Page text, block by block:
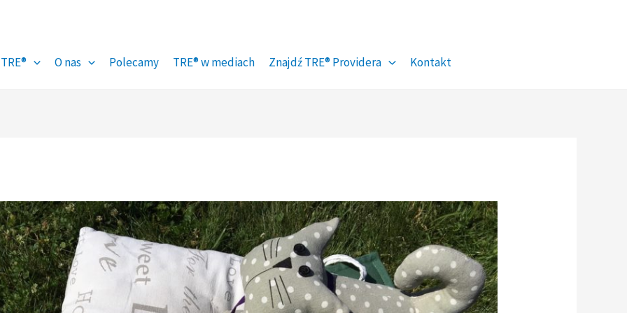
O nas Polecamy TRE® w mediach Znajdź TRE® Providera Kontakt